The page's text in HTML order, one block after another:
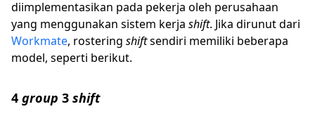
diimplementasikan pada pekerja oleh perusahaan
yang menggunakan sistem kerja shift. Jika dirunut dari
Workmate, rostering shiftsendiri memiliki beberapa
model, seperti berikut.
4 group 3 shift